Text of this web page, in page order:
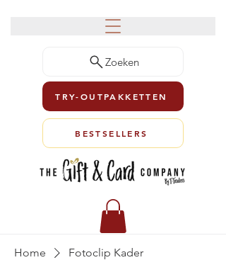
Zoeken
TRY-OUTPAKKETTEN
BESTSELLERS
Home Fotoclip Kader